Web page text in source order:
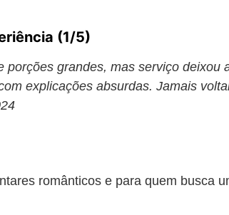
(1/5)
porções grandes, mas serviço
explicações absurdas. Jamais
românticos e para quem busca